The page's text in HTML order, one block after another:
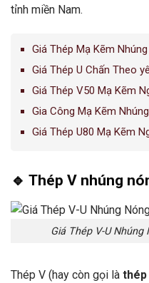
tỉnh miền Nam.
Giá Thép Mạ Kẽm
Giá Thép U Chấn Theo
Giá Thép V50 Mạ Kẽm
Gia Công Mạ Kẽm
Giá Thép U80 Mạ Kẽm
🔹 Thép V nhúng
Giá Thép V-U
Thép V (hay còn gọi là thép